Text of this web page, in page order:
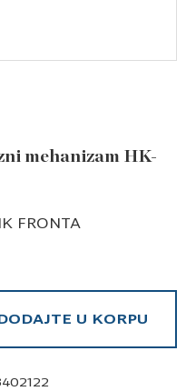
mehanizam HK-
FRONTA
U KORPU